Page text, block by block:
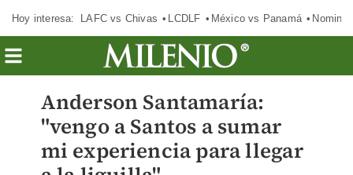
Hoy interesa: LAFC vs Chivas LCDLF México vs Panamá
Anderson Santamaría:
"vengo a Santos a sumar
mi experiencia para llegar